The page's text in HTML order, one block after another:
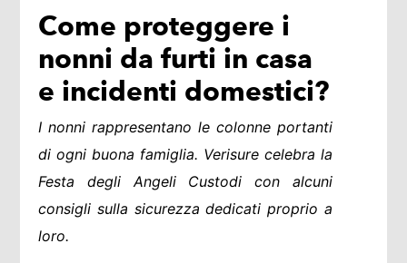
Come proteggere i
nonni da furti in casa
e incidenti domestici?
I nonni rappresentano le colonne portanti
di ogni buona famiglia. Verisure celebra la
Festa degli Angeli Custodi con alcuni
consigli sulla sicurezza dedicati proprio a
loro.